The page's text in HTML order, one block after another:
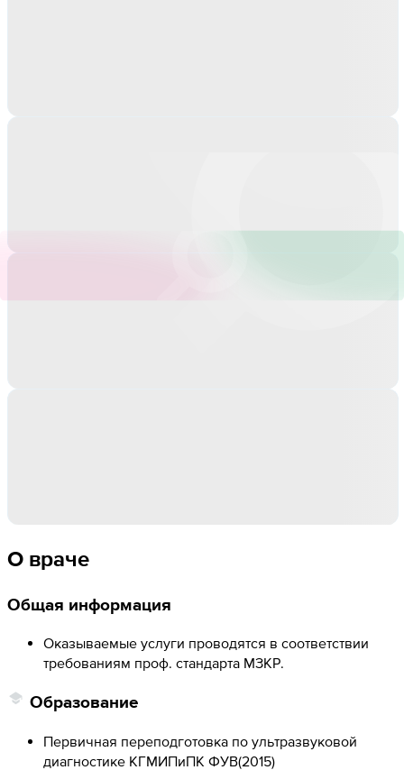
О враче
Общая информация
Оказываемые услуги проводятся в соответствии
требованиям проф. стандарта МЗКР.
Образование
Первичная переподготовка по ультразвуковой
диагностике КГМИПиПК ФУВ(2015)